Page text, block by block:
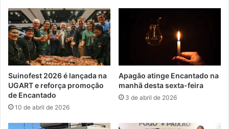
Suinofest 2026 é lançada na
UGART e reforça promoção
de Encantado
10 de abril de 2026
Apagão atinge Encantado na
manhã desta sexta-feira
3 de abril de 2026